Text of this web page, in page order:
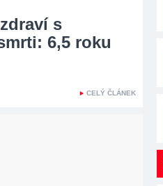
s
6,5 roku
CELÝ ČLÁNEK